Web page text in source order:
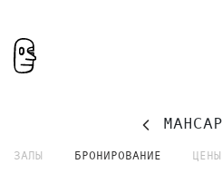
ЗАЛЫ БРОНИРОВАНИЕ ЦЕНЫ